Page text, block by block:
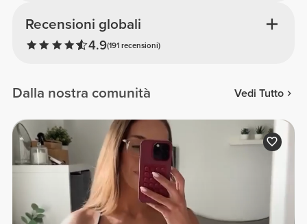
Recensioni globali
4.9(191 recensioni)
Dalla nostra comunità Vedi Tutto